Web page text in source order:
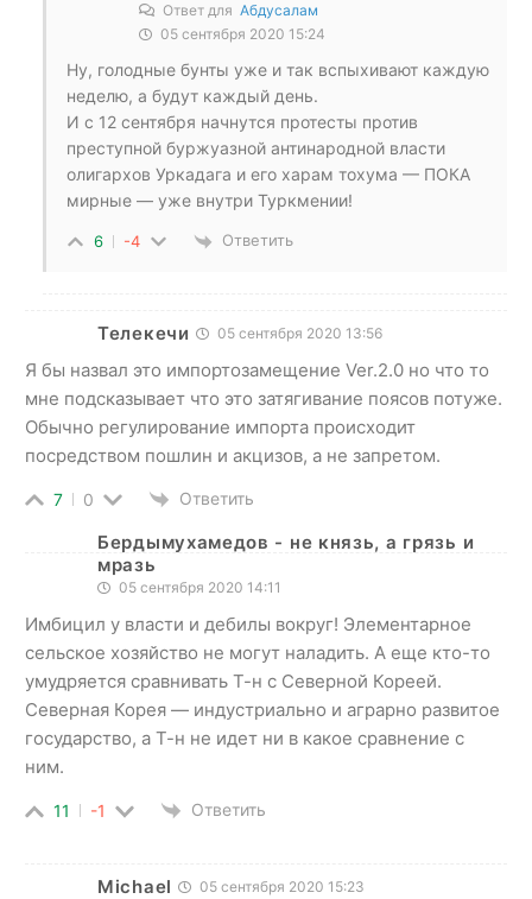
Ответ для Абдусалам
05 сентября 2020 15:24
Ну, голодные бунты уже и так вспыхивают каждую
неделю, а будут каждый день.
И с 12 сентября начнутся протесты против
преступной буржуазной антинародной власти
олигархов Уркадага и его харам тохума — ПОКА
мирные — уже внутри Туркмении!
6 -4 Ответить
Телекечи 05 сентября 2020 13:56
Я бы назвал это импортозамещение Ver.2.0 но что то
мне подсказывает что это затягивание поясов потуже.
Обычно регулирование импорта происходит
посредством пошлин и акцизов, а не запретом.
7 0 Ответить
Бердымухамедов - не князь, а грязь и
мразь
05 сентября 2020 14:11
Имбицил у власти и дебилы вокруг! Элементарное
сельское хозяйство не могут наладить. А еще кто-то
умудряется сравнивать Т-н с Северной Кореей.
Северная Корея — индустриально и аграрно развитое
государство, а Т-н не идет ни в какое сравнение с
ним.
11 -1 Ответить
Michael 05 сентября 2020 15:23